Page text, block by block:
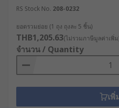
RS Stock No. 208-0232
ยอดรวมย่อย (1 ถุง ถุงละ 5 ชิ้น)
THB1,205.63(ไม่รวมภาษีมูลค่าเพิ่
จำนวน / Quantity
เพิ่